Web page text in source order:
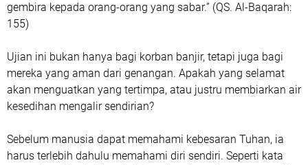
gembira kepada orang-orang yang sabar.” (QS. Al-Baqarah:
155)
Ujian ini bukan hanya bagi korban banjir, tetapi juga bagi
mereka yang aman dari genangan. Apakah yang selamat
akan menguatkan yang tertimpa, atau justru membiarkan air
kesedihan mengalir sendirian?
Sebelum manusia dapat memahami kebesaran Tuhan, ia
harus terlebih dahulu memahami diri sendiri. Seperti kata